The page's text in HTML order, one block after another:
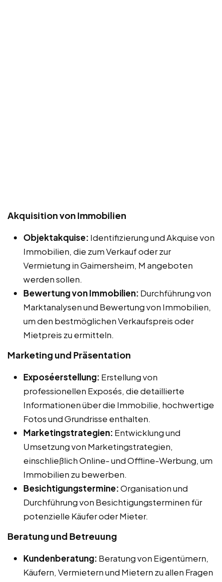
Akquisition von Immobilien
Objektakquise: Identifizierung und Akquise von
Immobilien, die zum Verkauf oder zur
Vermietung in Gaimersheim, M angeboten
werden sollen.
Bewertung von Immobilien: Durchführung von
Marktanalysen und Bewertung von Immobilien,
um den bestmöglichen Verkaufspreis oder
Mietpreis zu ermitteln.
Marketing und Präsentation
Exposéerstellung: Erstellung von
professionellen Exposés, die detaillierte
Informationen über die Immobilie, hochwertige
Fotos und Grundrisse enthalten.
Marketingstrategien: Entwicklung und
Umsetzung von Marketingstrategien,
einschließlich Online- und Offline-Werbung, um
Immobilien zu bewerben.
Besichtigungstermine:Organisation und
Durchführung von Besichtigungsterminen für
potenzielle Käufer oder Mieter.
Beratung und Betreuung
Kundenberatung: Beratung von Eigentümern,
Käufern, Vermietern und Mietern zu allen Fragen